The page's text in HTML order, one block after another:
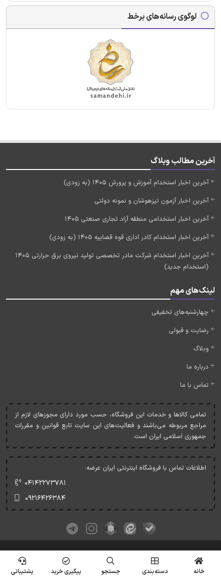
لوگوی رسانه‌های برخط
آخرین مطالب وبلاگ
آخرین اخبار استخدام آموزش و پرورش 1405 (به زودی)
آخرین اخبار آزمون تیزهوشان و نمونه دولتی
آخرین اخبار استخدامی منطقه آزاد تجاری صنعتی 1405
آخرین اخبار استخدام کادر اداری قوه قضاییه 1405 (به زودی)
آخرین اخبار استخدام شرکت مادر تخصصی تولید نیروی برق حرارتی 1405
(استخدام جدید)
لینک‌های مهم
چهارشنبه‌های تخفیفی
رضایت و قبولی
وبلاگ
درباره ما
تماس با ما
تمامی کالاها و خدمات اين فروشگاه، حسب مورد دارای مجوزهای لازم از
مراجع مربوطه می‌باشند و فعاليت‌های اين سايت تابع قوانين و مقررات
جمهوری اسلامی ايران است.
اطلاعات تماس با فروشگاه اینترنتی ایران عرضه:
۰۴۱۴۲۲۷۳۷۸۱
۰۹۲۱۶۴۲۶۳۸۴
خانه دسته‌بندی جستجو پیگیری خرید پشتیبانی